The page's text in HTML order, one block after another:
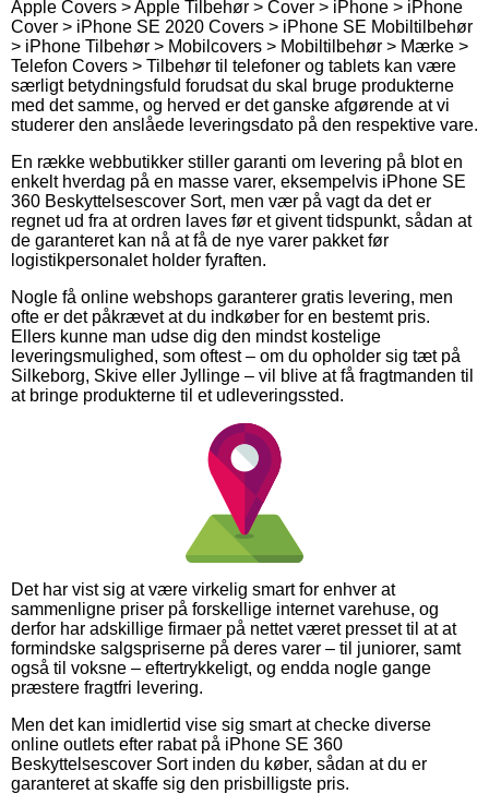
Apple Covers > Apple Tilbehør > Cover > iPhone > iPhone
Cover > iPhone SE 2020 Covers > iPhone SE Mobiltilbehør
> iPhone Tilbehør > Mobilcovers > Mobiltilbehør > Mærke >
Telefon Covers > Tilbehør til telefoner og tablets kan være
særligt betydningsfuld forudsat du skal bruge produkterne
med det samme, og herved er det ganske afgørende at vi
studerer den anslåede leveringsdato på den respektive vare.
En række webbutikker stiller garanti om levering på blot en
enkelt hverdag på en masse varer, eksempelvis iPhone SE
360 Beskyttelsescover Sort, men vær på vagt da det er
regnet ud fra at ordren laves før et givent tidspunkt, sådan at
de garanteret kan nå at få de nye varer pakket før
logistikpersonalet holder fyraften.
Nogle få online webshops garanterer gratis levering, men
ofte er det påkrævet at du indkøber for en bestemt pris.
Ellers kunne man udse dig den mindst kostelige
leveringsmulighed, som oftest – om du opholder sig tæt på
Silkeborg, Skive eller Jyllinge – vil blive at få fragtmanden til
at bringe produkterne til et udleveringssted.
Det har vist sig at være virkelig smart for enhver at
sammenligne priser på forskellige internet varehuse, og
derfor har adskillige firmaer på nettet været presset til at at
formindske salgspriserne på deres varer – til juniorer, samt
også til voksne – eftertrykkeligt, og endda nogle gange
præstere fragtfri levering.
Men det kan imidlertid vise sig smart at checke diverse
online outlets efter rabat på iPhone SE 360
Beskyttelsescover Sort inden du køber, sådan at du er
garanteret at skaffe sig den prisbilligste pris.